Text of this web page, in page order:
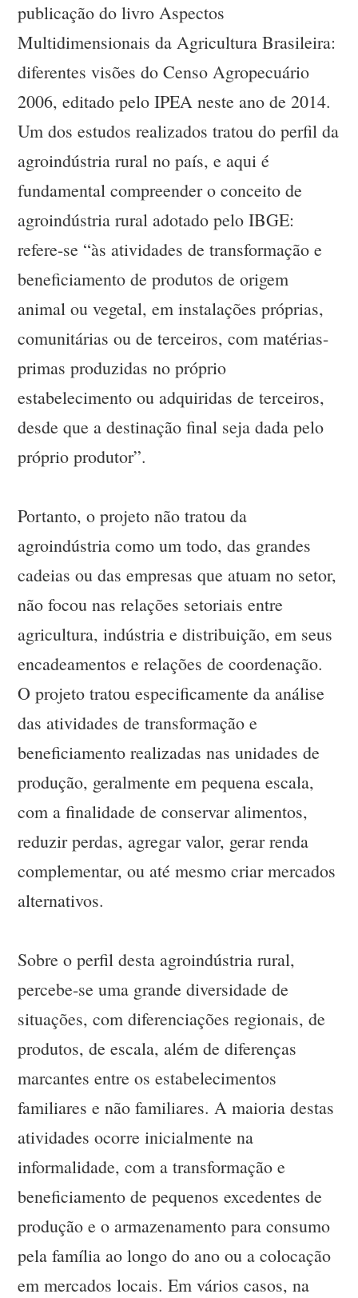
publicação do livro Aspectos
Multidimensionais da Agricultura Brasileira:
diferentes visões do Censo Agropecuário
2006, editado pelo IPEA neste ano de 2014.
Um dos estudos realizados tratou do perfil da
agroindústria rural no país, e aqui é
fundamental compreender o conceito de
agroindústria rural adotado pelo IBGE:
refere-se “às atividades de transformação e
beneficiamento de produtos de origem
animal ou vegetal, em instalações próprias,
comunitárias ou de terceiros, com matérias-
primas produzidas no próprio
estabelecimento ou adquiridas de terceiros,
desde que a destinação final seja dada pelo
próprio produtor”.
Portanto, o projeto não tratou da
agroindústria como um todo, das grandes
cadeias ou das empresas que atuam no setor,
não focou nas relações setoriais entre
agricultura, indústria e distribuição, em seus
encadeamentos e relações de coordenação.
O projeto tratou especificamente da análise
das atividades de transformação e
beneficiamento realizadas nas unidades de
produção, geralmente em pequena escala,
com a finalidade de conservar alimentos,
reduzir perdas, agregar valor, gerar renda
complementar, ou até mesmo criar mercados
alternativos.
Sobre o perfil desta agroindústria rural,
percebe-se uma grande diversidade de
situações, com diferenciações regionais, de
produtos, de escala, além de diferenças
marcantes entre os estabelecimentos
familiares e não familiares. A maioria destas
atividades ocorre inicialmente na
informalidade, com a transformação e
beneficiamento de pequenos excedentes de
produção e o armazenamento para consumo
pela família ao longo do ano ou a colocação
em mercados locais. Em vários casos, na